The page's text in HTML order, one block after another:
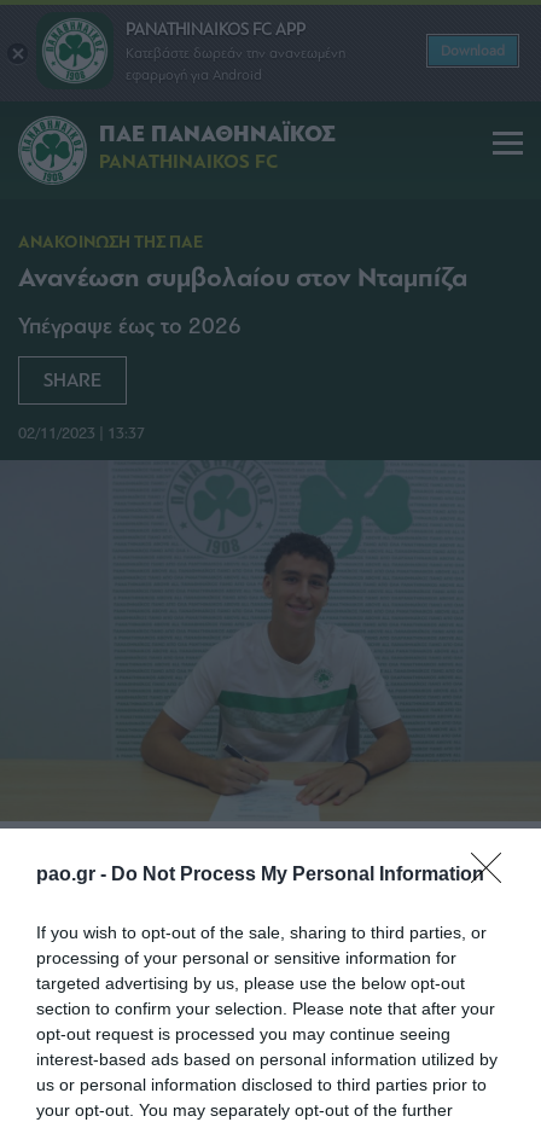
pao.gr - Do Not Process My Personal Information
If you wish to opt-out of the sale, sharing to third parties, or
processing of your personal or sensitive information for
targeted advertising by us, please use the below opt-out
section to confirm your selection. Please note that after your
opt-out request is processed you may continue seeing
interest-based ads based on personal information utilized by
us or personal information disclosed to third parties prior to
your opt-out. You may separately opt-out of the further
PANATHINAIKOS FC APP
Κατεβάστε δωρεάν την ανανεωμένη
εφαρμογή για Android
Download
ΠΑΕ ΠΑΝΑΘΗΝΑΪΚΟΣ
PANATHINAIKOS FC
ΑΝΑΚΟΙΝΩΣΗ ΤΗΣ ΠΑΕ
Ανανέωση συμβολαίου στον Νταμπίζα
Υπέγραψε έως το 2026
SHARE
02/11/2023 | 13:37
Η ΠΑΕ Παναθηναϊκός ανακοινώνει την ανανέωση
Έλληνας επιθετικός υπέγραψε νέο συμβόλαιο, με το
οποίο παραμένει στην ομάδα έως τον Ιούνιο του
2026 ενισχύοντας τον Παναθηναϊκό Β.
Ο Νάσος, ο οποίος εντάχθηκε στην Ακαδημία του
Παναθηναϊκού το 2013, είχε υπογράψει το πρώτο